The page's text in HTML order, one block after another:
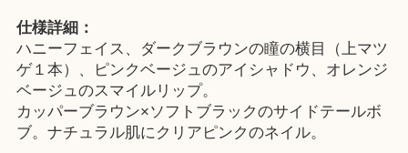
仕様詳細：
ハニーフェイス、ダークブラウンの瞳の横目（上マツ
ゲ１本）、ピンクベージュのアイシャドウ、オレンジ
ベージュのスマイルリップ。
カッパーブラウン×ソフトブラックのサイドテールボ
ブ。ナチュラル肌にクリアピンクのネイル。